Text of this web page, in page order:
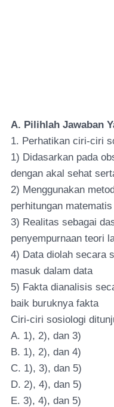
A. Pilihlah Jawaban
1. Perhatikan ciri-ciri
1) Didasarkan pada
dengan akal sehat
2) Menggunakan
perhitungan matematis
3) Realitas sebagai
penyempurnaan teori
4) Data diolah secara
masuk dalam data
5) Fakta dianalisis
baik buruknya fakta
Ciri-ciri sosiologi
A. 1), 2), dan 3)
B. 1), 2), dan 4)
C. 1), 3), dan 5)
D. 2), 4), dan 5)
E. 3), 4), dan 5)